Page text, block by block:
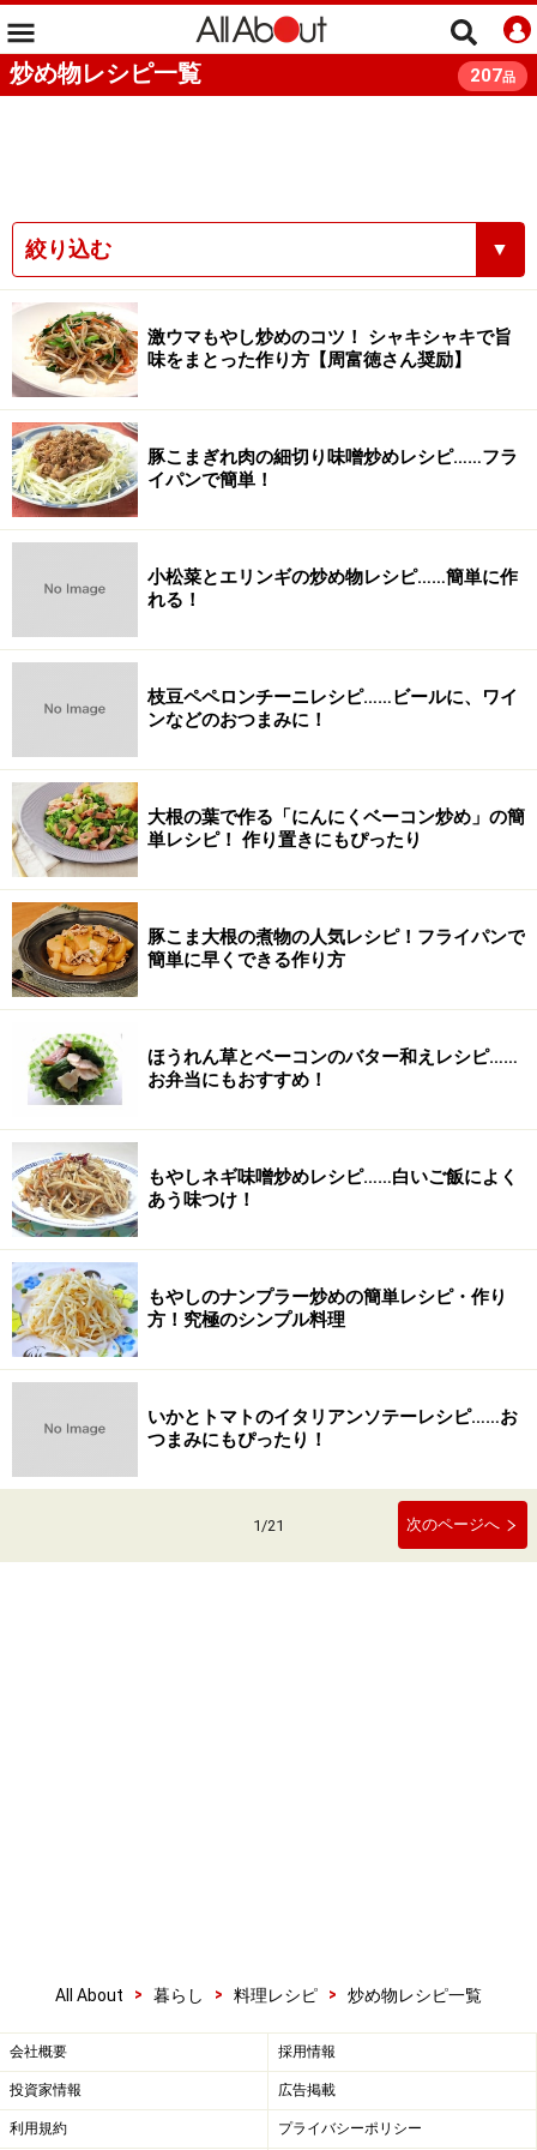
炒め物レシピ一覧 207品
絞り込む ▼
激ウマもやし炒めのコツ！ シャキシャキで旨
味をまとった作り方【周富徳さん奨励】
豚こまぎれ肉の細切り味噌炒めレシピ……フラ
イパンで簡単！
小松菜とエリンギの炒め物レシピ……簡単に作
れる！
枝豆ペペロンチーニレシピ……ビールに、ワイ
ンなどのおつまみに！
大根の葉で作る「にんにくベーコン炒め」の簡
単レシピ！ 作り置きにもぴったり
豚こま大根の煮物の人気レシピ！フライパンで
簡単に早くできる作り方
ほうれん草とベーコンのバター和えレシピ……
お弁当にもおすすめ！
もやしネギ味噌炒めレシピ……白いご飯によく
あう味つけ！
もやしのナンプラー炒めの簡単レシピ・作り
方！究極のシンプル料理
いかとトマトのイタリアンソテーレシピ……お
つまみにもぴったり！
1/21 次のページへ
All About > 暮らし > 料理レシピ > 炒め物レシピ一覧
会社概要 採用情報
投資家情報 広告掲載
利用規約 プライバシーポリシー